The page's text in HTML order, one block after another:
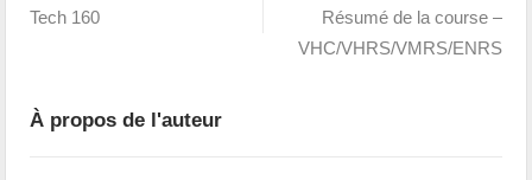
Tech 160
Résumé de la course –
VHC/VHRS/VMRS/ENRS
À propos de l'auteur